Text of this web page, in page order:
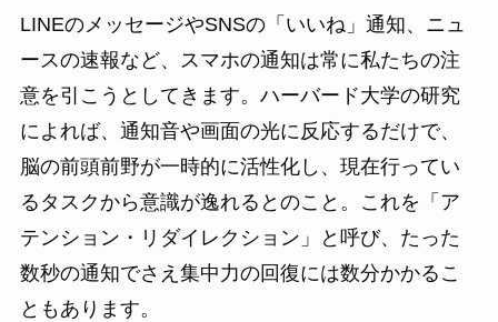
LINEのメッセージやSNSの「いいね」通知、ニュ
ースの速報など、スマホの通知は常に私たちの注
意を引こうとしてきます。ハーバード大学の研究
によれば、通知音や画面の光に反応するだけで、
脳の前頭前野が一時的に活性化し、現在行ってい
るタスクから意識が逸れるとのこと。これを「ア
テンション・リダイレクション」と呼び、たった
数秒の通知でさえ集中力の回復には数分かかるこ
ともあります。